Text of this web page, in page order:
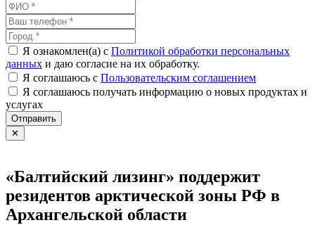
Я ознакомлен(а) с Политикой обработки персональных
данных и даю согласие на их обработку.
Я соглашаюсь c Пользовательским соглашением
Я соглашаюсь получать информацию о новых продуктах и
услугах
Отправить
✕
«Балтийский лизинг» поддержит
резидентов арктической зоны РФ в
Архангельской области